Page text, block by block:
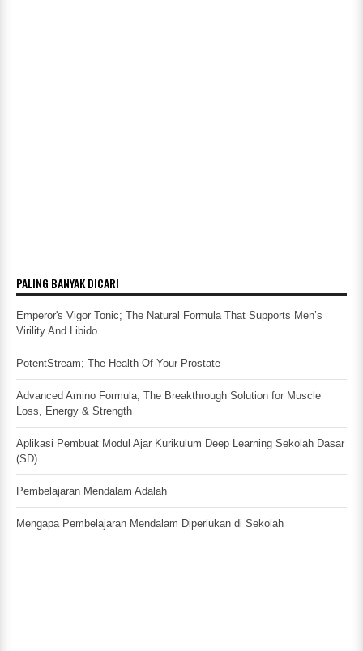
PALING BANYAK DICARI
Emperor's Vigor Tonic; The Natural Formula That Supports Men’s
Virility And Libido
PotentStream; The Health Of Your Prostate
Advanced Amino Formula; The Breakthrough Solution for Muscle
Loss, Energy & Strength
Aplikasi Pembuat Modul Ajar Kurikulum Deep Learning Sekolah Dasar
(SD)
Pembelajaran Mendalam Adalah
Mengapa Pembelajaran Mendalam Diperlukan di Sekolah